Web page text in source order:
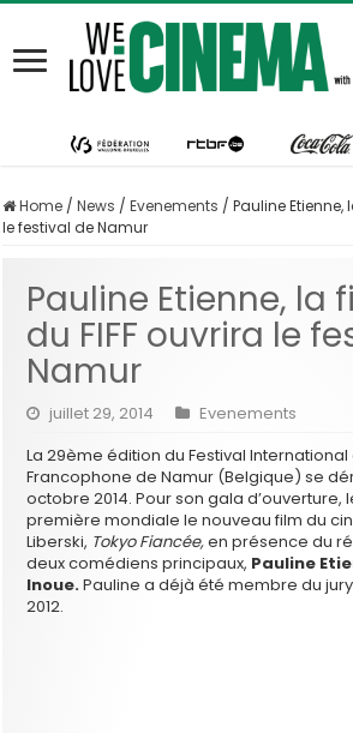
Home / News / Evenements / Pauline Etienne,
le festival de Namur
Pauline Etienne, la
du FIFF ouvrira le
Namur
juillet 29, 2014
Evenements
La 29ème édition du Festival International
Francophone de Namur (Belgique) se
octobre 2014. Pour son gala d’ouverture,
première mondiale le nouveau film du
Liberski, Tokyo Fiancée,en présence du
deux comédiens principaux, Pauline
Inoue.Pauline a déjà été membre du jury
2012.